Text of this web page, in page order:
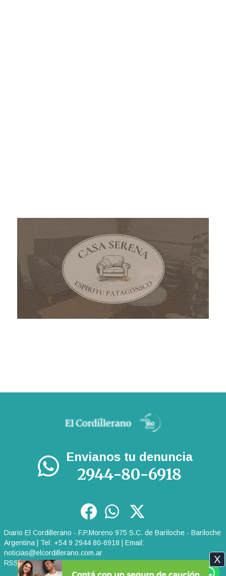
Envianos tu denuncia
2944-80-6918
Diario El Cordillerano - F.P.Moreno 975 S.C. de Bariloche - Bariloche
Argentina | Tel: +54 9 2944 80-6918 | Email:
noticias@elcordillerano.com.ar
RSS|Media Kit| Políticas de Privacidad| Archivo X